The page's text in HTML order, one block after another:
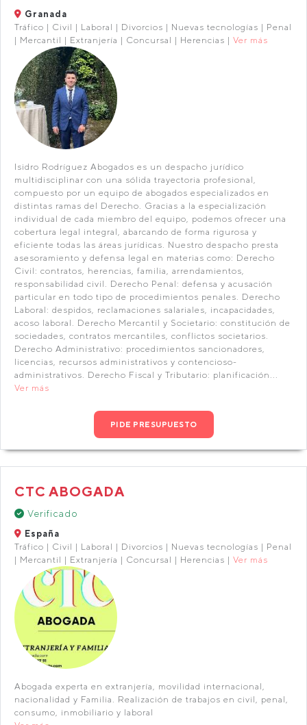
Granada
Tráfico | Civil | Laboral | Divorcios | Nuevas tecnologías | Penal
| Mercantil | Extranjería | Concursal | Herencias | Ver más
Isidro Rodríguez Abogados es un despacho jurídico
multidisciplinar con una sólida trayectoria profesional,
compuesto por un equipo de abogados especializados en
distintas ramas del Derecho. Gracias a la especialización
individual de cada miembro del equipo, podemos ofrecer una
cobertura legal integral, abarcando de forma rigurosa y
eficiente todas las áreas jurídicas. Nuestro despacho presta
asesoramiento y defensa legal en materias como: Derecho
Civil: contratos, herencias, familia, arrendamientos,
responsabilidad civil. Derecho Penal: defensa y acusación
particular en todo tipo de procedimientos penales. Derecho
Laboral: despidos, reclamaciones salariales, incapacidades,
acoso laboral. Derecho Mercantil y Societario: constitución de
sociedades, contratos mercantiles, conflictos societarios.
Derecho Administrativo: procedimientos sancionadores,
licencias, recursos administrativos y contencioso-
administrativos. Derecho Fiscal y Tributario: planificación...
Ver más
PIDE PRESUPUESTO
CTC ABOGADA
Verificado
España
Tráfico | Civil | Laboral | Divorcios | Nuevas tecnologías | Penal
| Mercantil | Extranjería | Concursal | Herencias | Ver más
Abogada experta en extranjería, movilidad internacional,
nacionalidad y Familia. Realización de trabajos en civil, penal,
consumo, inmobiliario y laboral